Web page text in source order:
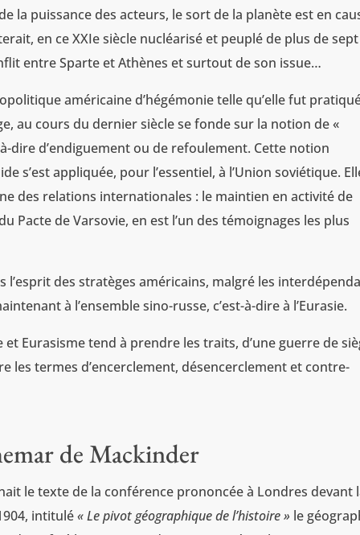
la puissance des acteurs, le sort de la planète est en
en ce XXIe siècle nucléarisé et peuplé de plus de sept
entre Sparte et Athènes et surtout de son issue…
américaine d’hégémonie telle qu’elle fut
au cours du dernier siècle se fonde sur la notion de «
à-dire d’endiguement ou de refoulement. Cette notion
s’est appliquée, pour l’essentiel, à l’Union soviétique.
des relations internationales : le maintien en activité de
Pacte de Varsovie, en est l’un des témoignages les plus
l’esprit des stratèges américains, malgré les
à l’ensemble sino-russe, c’est-à-dire à l’Eurasie.
Eurasisme tend à prendre les traits, d’une guerre de
les termes d’encerclement, désencerclement et contre-
de Mackinder
le texte de la conférence prononcée à Londres devant
intitulé« Le pivot géographique de l’histoire » le